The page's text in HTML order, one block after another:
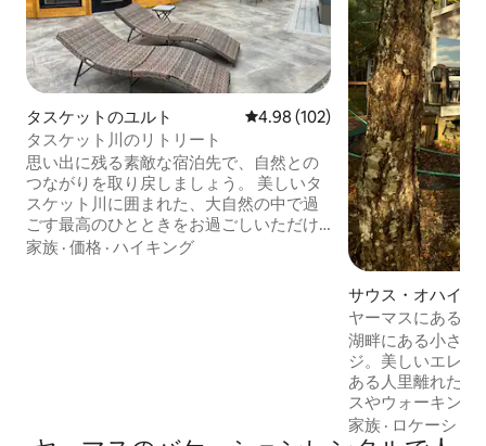
タスケットのユルト レビュー102件、5つ星中4.98つ
4.98 (102)
タスケット川のリトリート
思い出に残る素敵な宿泊先で、自然との
つながりを取り戻しましょう。 美しいタ
スケット川に囲まれた、大自然の中で過
ごす最高のひとときをお過ごしいただけ
ます。 このユニークな宿泊施設は、プラ
家族 · 価格 · ハイキング
サウス・オハイオ
ヤーマスにある湖
ージ
湖畔にある小さな
ジ。美しいエレン
ある人里離れた物
スやウォーキング
ます。素朴で、ち
家族 · ロケーショ